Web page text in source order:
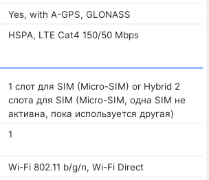
Yes, with A-GPS, GLONASS
HSPA, LTE Cat4 150/50 Mbps
1 слот для SIM (Micro-SIM) or Hybrid 2
слота для SIM (Micro-SIM, одна SIM не
активна, пока используется другая)
1
Wi-Fi 802.11 b/g/n, Wi-Fi Direct